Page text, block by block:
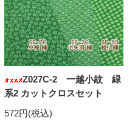
Z027C-2 一越小紋 緑
系2 カットクロスセット
572円(税込)